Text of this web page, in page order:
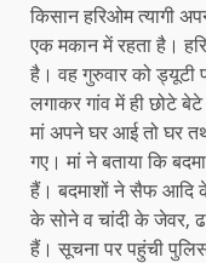
किसान हरिओम त्यागी
एक मकान में रहता है।
है। वह गुरुवार को ड्यूटी
लगाकर गांव में ही छोटे
मां अपने घर आई तो घर
गए। मां ने बताया कि
हैं। बदमाशों ने सैफ आदि
के सोने व चांदी के जेवर,
हैं। सूचना पर पहुंची